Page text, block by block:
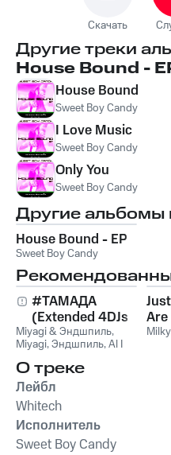
Скачать
Другие треки
House Bound -
House Bound
Sweet Boy Candy
I Love Music
Sweet Boy Candy
Only You
Sweet Boy Candy
Другие альбомы
House Bound - EP
Sweet Boy Candy
#ТАМАДА
(Extended 4DJs
Pack)
Miyagi & Эндшпиль,
Miyagi,Эндшпиль,Al I
Are
Milky
О треке
Лейбл
Whitech
Исполнитель
Sweet Boy Candy